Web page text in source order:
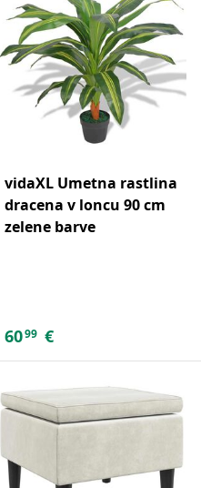
vidaXL Umetna rastlina
dracena v loncu 90 cm
zelene barve
6099 €